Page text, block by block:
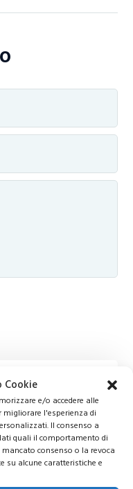
Cookie
e/o accedere alle
l'esperienza di
Il consenso a
quali il comportamento di
consenso o la revoca
su alcune caratteristiche e